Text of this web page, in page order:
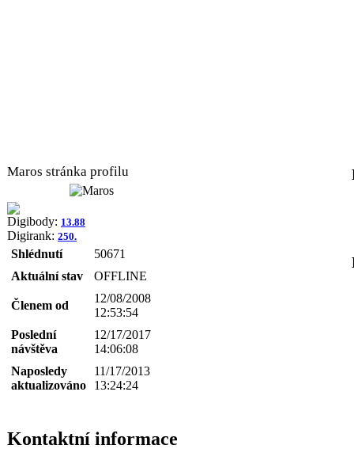
Maros stránka profilu
Digibody: 13.88
Digirank: 250.
Shlédnutí
50671
Aktuální stav
OFFLINE
Členem od
12/08/2008
12:53:54
Poslední
návštěva
12/17/2017
14:06:08
Naposledy
aktualizováno
11/17/2013
13:24:24
Kontaktní informace